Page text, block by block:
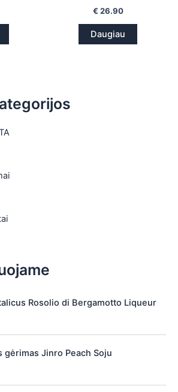
Rosolio di Bergamotto Liqueur
gėrimas Jinro Peach Soju
€ 26.90
Daugiau